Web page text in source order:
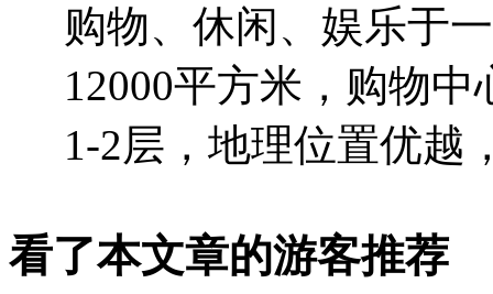
购物、休闲、娱乐于
12000平方米，购物
1-2层，地理位置优越
看了本文章的游客推荐